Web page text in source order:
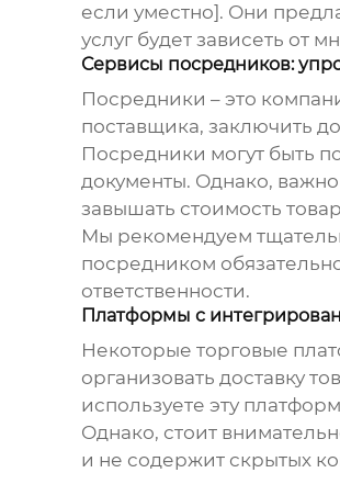
если уместно]. Они
услуг будет зависеть от
Сервисы посредников:
Посредники – это
поставщика, заключить
Посредники могут быть
документы. Однако,
завышать стоимость
Мы рекомендуем
посредником
ответственности.
Платформы с
Некоторые торговые
организовать доставку
используете эту
Однако, стоит
и не содержит скрытых